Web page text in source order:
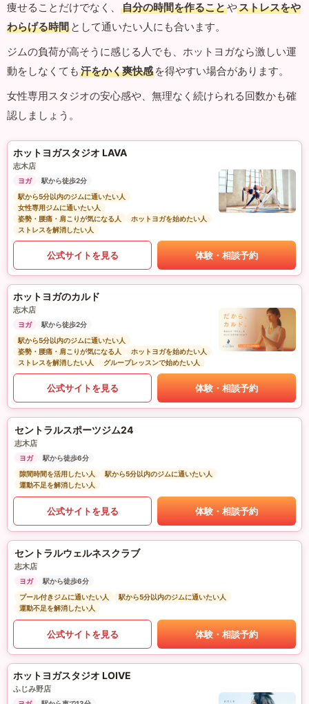
痩せることだけでなく、
自分の時間を作ることやストレスをや
わらげる時間 として通いたい人にも合います。
ジムの負荷が高そうに感じる人でも、ホットヨガなら激しい運
動をしなくても 汗をかく爽快感 を得やすい場合があります。
女性専用スタジオの安心感や、無理なく続けられる回数かも確
認しましょう。
ホットヨガスタジオ LAVA
志木店
ヨガ
駅から徒歩2分
駅から5分以内のジムに通いたい人
女性専用ジムに通いたい人
姿勢・腰痛・肩こりが気になる人
ホットヨガを始めたい人
ストレスを解消したい人
公式サイトを見る 体験・相談予約
ホットヨガのカルド
志木店
ヨガ
駅から徒歩2分
駅から5分以内のジムに通いたい人
姿勢・腰痛・肩こりが気になる人
ホットヨガを始めたい人
ストレスを解消したい人
グループレッスンで始めたい人
公式サイトを見る 体験・相談予約
セントラルスポーツジム24
志木店
ヨガ
駅から徒歩6分
隙間時間を活用したい人
駅から5分以内のジムに通いたい人
運動不足を解消したい人
公式サイトを見る 体験・相談予約
セントラルウェルネスクラブ
志木店
ヨガ
駅から徒歩6分
プール付きジムに通いたい人
駅から5分以内のジムに通いたい人
運動不足を解消したい人
公式サイトを見る 体験・相談予約
ホットヨガスタジオ LOIVE
ふじみ野店